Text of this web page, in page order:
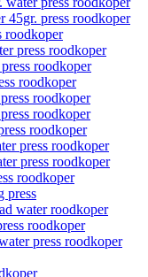
45gr. press roodkoper
roodkoper
press roodkoper
roodkoper
roodkoper
roodkoper
roodkoper
roodkoper
press roodkoper
press roodkoper
roodkoper
press
water roodkoper
roodkoper
press roodkoper